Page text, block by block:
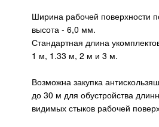
Ширина рабочей поверхности
высота - 6,0 мм.
Стандартная длина
1 м, 1.33 м, 2 м и 3 м.
Возможна закупка
до 30 м для обустройства
видимых стыков рабочей